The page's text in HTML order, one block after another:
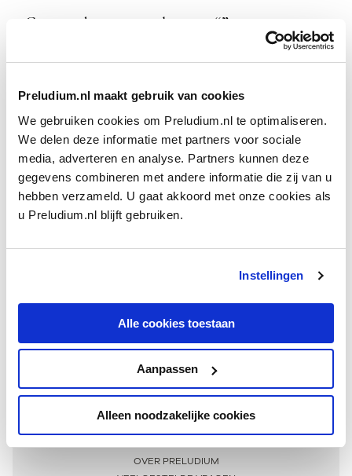
Preludium.nl maakt gebruik van cookies
We gebruiken cookies om Preludium.nl te optimaliseren.
We delen deze informatie met partners voor sociale
media, adverteren en analyse. Partners kunnen deze
gegevens combineren met andere informatie die zij van u
hebben verzameld. U gaat akkoord met onze cookies als
u Preludium.nl blijft gebruiken.
Instellingen
Alle cookies toestaan
Aanpassen
Alleen noodzakelijke cookies
Geen resultaten gevonden voor “”.
Meer informatie
OVER PRELUDIUM